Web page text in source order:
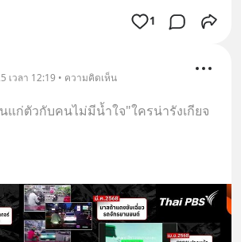
1
เวลา 12:19 • ความคิดเห็น
แก่ตัวกับคนไม่มีน้ำใจ"ใครน่ารังเกียจ